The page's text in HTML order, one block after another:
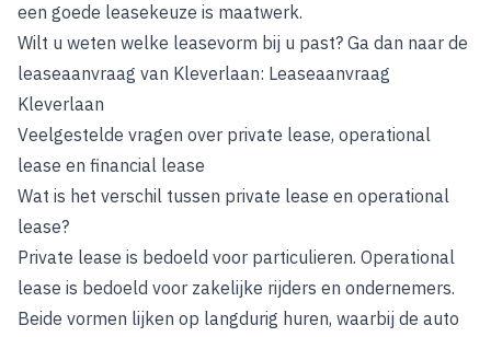
een goede leasekeuze is maatwerk.
Wilt u weten welke leasevorm bij u past? Ga dan naar de
leaseaanvraag van Kleverlaan: Leaseaanvraag
Kleverlaan
Veelgestelde vragen over private lease, operational
lease en financial lease
Wat is het verschil tussen private lease en operational
lease?
Private lease is bedoeld voor particulieren. Operational
lease is bedoeld voor zakelijke rijders en ondernemers.
Beide vormen lijken op langdurig huren, waarbij de auto